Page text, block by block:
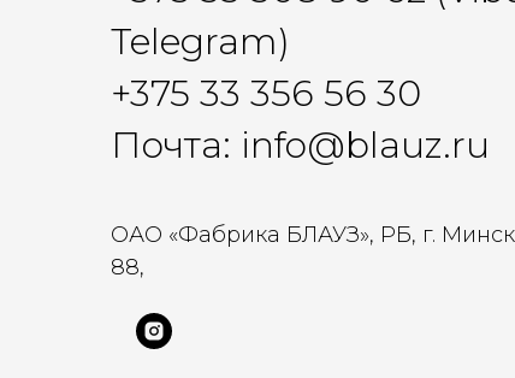
Telegram)
+375 33 356 56 30
Почта: info@blauz.ru
ОАО «Фабрика БЛАУЗ», РБ, г.
88,